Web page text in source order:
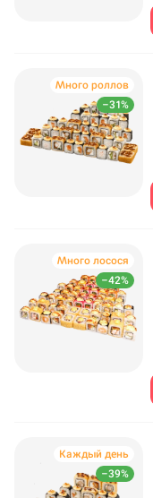
–31%
Много роллов
–42%
Много лосося
–39%
Каждый день